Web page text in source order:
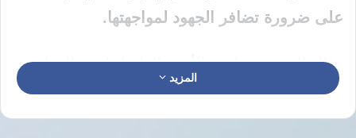
على ضرورة تضافر الجهود لمواجهتها.
وقال المتحدث باسم الأمين العام لجامعة الدول
العربية جمال رشدي، إن أبو الغيط أجرى اتصالًا
هاتفيًا مع الرئيس الصومالي، اليوم الخميس، تناول
المزيد